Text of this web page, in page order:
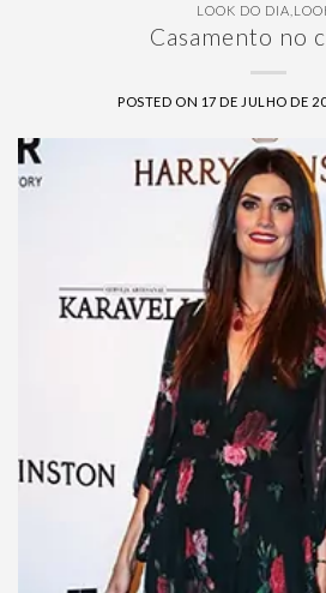
LOOK DO DIA
Casamento no
POSTED ON 17 DE JULHO DE